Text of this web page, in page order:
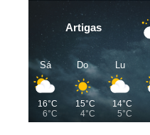
Artigas
Sá
16°C
6°C
Do
15°C
4°C
Lu
14°C
5°C